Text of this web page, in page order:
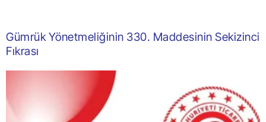
Gümrük Yönetmeliğinin 330. Maddesinin Sekizinci
Fıkrası